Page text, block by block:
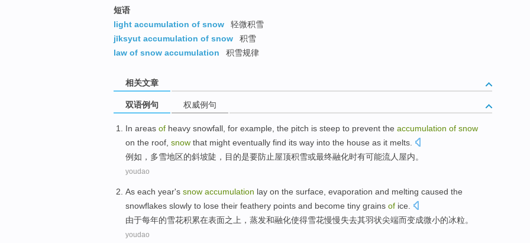
短语
light accumulation of snow
轻微积雪
jīksyut accumulation of snow
积雪
law of snow accumulation
积雪规律
相关文章
双语例句 权威例句
In areas of heavy snowfall for example , the pitch is steep to prevent the accumulation of snow
on the roof snow that might eventually find its way into the house as it melts
例如 ，多雪地区的斜坡陡 ，目的是要防止屋顶积雪或最终融化时有可能流人屋内。
youdao
As each year's snow accumulation lay on the surface evaporation and melting caused the
snowflakes slowly to lose their feathery points and become tiny grains of ice.
由于每年的雪花积累在表面之上 ， 蒸发和融化使得雪花慢慢失去其羽状尖端而变成微小的冰粒。
youdao